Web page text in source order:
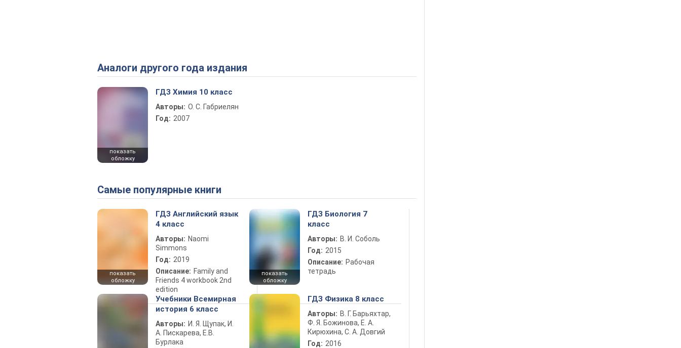
Аналоги другого года издания
показать
обложку
ГДЗ Химия 10 класс
Авторы: О. С. Габриелян
Год: 2007
Самые популярные книги
показать
обложку
ГДЗ Английский язык
4 класс
Авторы: Naomi
Simmons
Год: 2019
Описание: Family and
Friends 4 workbook 2nd
edition
показать
обложку
ГДЗ Биология 7
класс
Авторы: В. И. Соболь
Год: 2015
Описание: Рабочая
тетрадь
Учебники Всемирная
история 6 класс
Авторы: И. Я. Щупак, И.
А. Пискарева, Е.В.
Бурлака
ГДЗ Физика 8 класс
Авторы: В. Г. Барьяхтар,
Ф. Я. Божинова, Е. А.
Кирюхина, С. А. Довгий
Год: 2016